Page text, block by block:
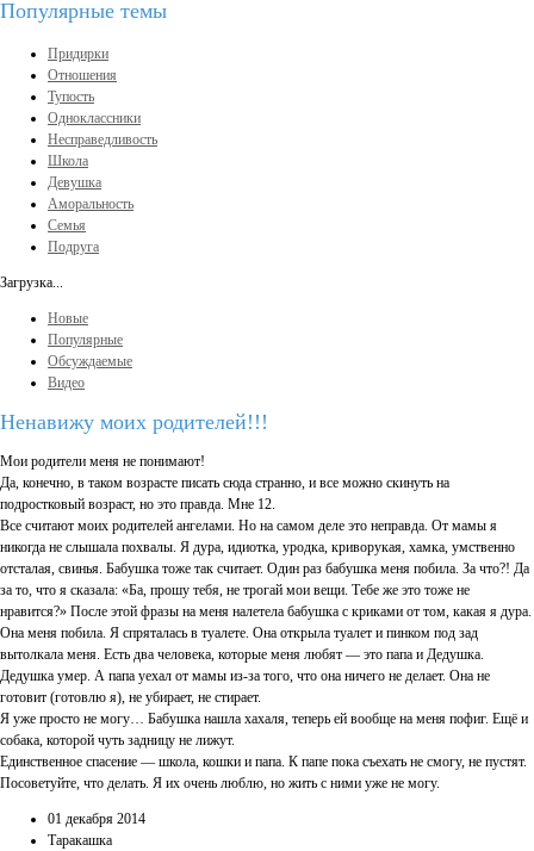
Популярные темы
Придирки
Отношения
Тупость
Одноклассники
Несправедливость
Школа
Девушка
Аморальность
Семья
Подруга
Загрузка...
Новые
Популярные
Обсуждаемые
Видео
Ненавижу моих родителей!!!
Мои родители меня не понимают!
Да, конечно, в таком возрасте писать сюда странно, и все можно скинуть на
подростковый возраст, но это правда. Мне 12.
Все считают моих родителей ангелами. Но на самом деле это неправда. От мамы я
никогда не слышала похвалы. Я дура, идиотка, уродка, криворукая, хамка, умственно
отсталая, свинья. Бабушка тоже так считает. Один раз бабушка меня побила. За что?! Да
за то, что я сказала: «Ба, прошу тебя, не трогай мои вещи. Тебе же это тоже не
нравится?» После этой фразы на меня налетела бабушка с криками от том, какая я дура.
Она меня побила. Я спряталась в туалете. Она открыла туалет и пинком под зад
вытолкала меня. Есть два человека, которые меня любят — это папа и Дедушка.
Дедушка умер. А папа уехал от мамы из-за того, что она ничего не делает. Она не
готовит (готовлю я), не убирает, не стирает.
Я уже просто не могу… Бабушка нашла хахаля, теперь ей вообще на меня пофиг. Ещё и
собака, которой чуть задницу не лижут.
Единственное спасение — школа, кошки и папа. К папе пока съехать не смогу, не пустят.
Посоветуйте, что делать. Я их очень люблю, но жить с ними уже не могу.
01 декабря 2014
Таракашка